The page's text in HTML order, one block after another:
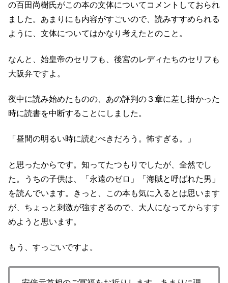
の百田尚樹氏がこの本の文体についてコメントしておられ
ました。あまりにも内容がすごいので、読みすすめられる
ように、文体についてはかなり考えたとのこと。
なんと、始皇帝のセリフも、後宮のレディたちのセリフも
大阪弁ですよ。
夜中に読み始めたものの、あの評判の３章に差し掛かった
時に読書を中断することにしました。
「昼間の明るい時に読むべきだろう。怖すぎる。」
と思ったからです。知ってたつもりでしたが、全然でし
た。うちの子供は、「永遠のゼロ」「海賊と呼ばれた男」
を読んでいます。きっと、この本も気に入るとは思います
が、ちょっと刺激が強すぎるので、大人になってからすす
めようと思います。
もう、すっごいですよ。